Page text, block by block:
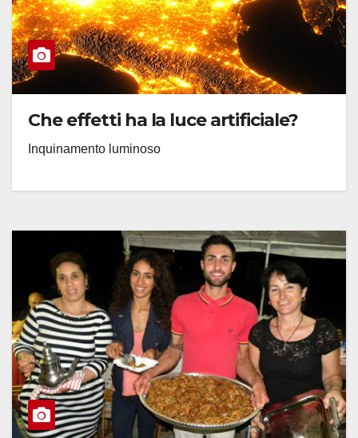
Che effetti ha la luce artificiale?
Inquinamento luminoso